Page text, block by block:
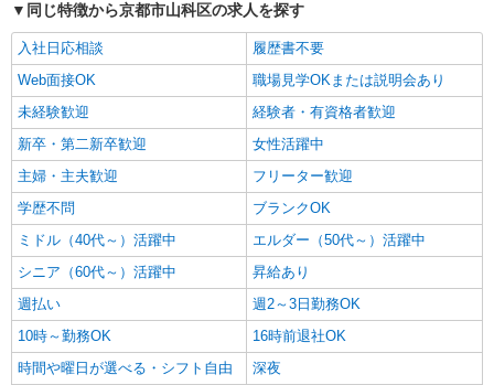
京都市山科区｜最寄り駅：山科
キープ 詳細を見る
派遣社員
株式会社kotrio /●KY-H-2101284
＜高時給＞東野駅近くの病院で安定した働き方
時給1550円〜2187円 ＜日払い有/週払い有/交
通費全支給(ガソリン代含む)＞
京都市山科区内
詳細を見る
派遣社員
株式会社kotrio /●KY-H-2013679
同じ特徴から京都市山科区の求人を探す
入社日応相談
履歴書不要
Web面接OK
職場見学OKまたは説明会あり
未経験歓迎
経験者・有資格者歓迎
新卒・第二新卒歓迎
女性活躍中
主婦・主夫歓迎
フリーター歓迎
学歴不問
ブランクOK
ミドル（40代～）活躍中
エルダー（50代～）活躍中
シニア（60代～）活躍中
昇給あり
週払い
週2～3日勤務OK
10時～勤務OK
16時前退社OK
時間や曜日が選べる・シフト自由
深夜